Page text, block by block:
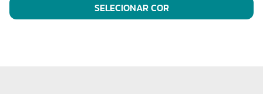
SELECIONAR COR